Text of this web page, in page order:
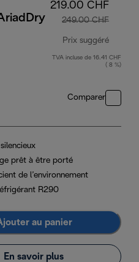
219.00 CHF
249.00 CHF
Prix suggéré
prix
TVA incluse de 16.41 CHF
( 8 %)
Comparer
prêt à être porté
de l’environnement
R290
au panier
En savoir plus